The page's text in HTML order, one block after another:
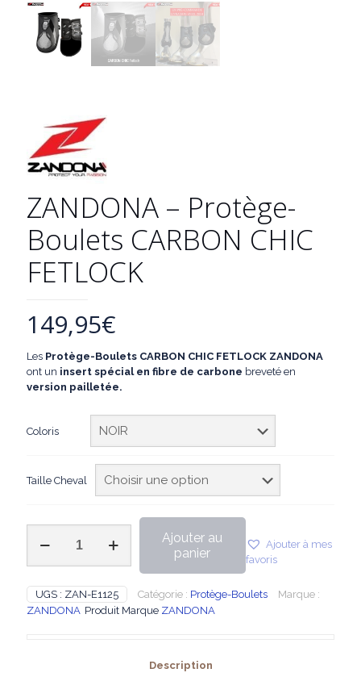
ZANDONA – Protège-
Boulets CARBON CHIC
FETLOCK
149,95€
Les Protège-Boulets CARBON CHIC FETLOCK ZANDONA
ont un insert spécial en fibre de carbone breveté en
version pailletée.
Coloris
Taille Cheval
Protège-
Boulets
Ajouter au
panier
Ajouter à mes
favoris
UGS : ZAN-E1125 Catégorie : Protège-Boulets
Marque :
ZANDONA Produit Marque ZANDONA
Description